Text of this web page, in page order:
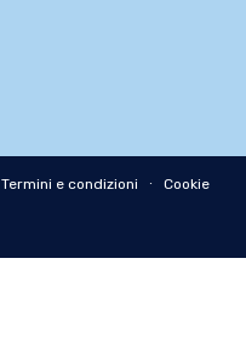
Termini e condizioni ∙ Cookie